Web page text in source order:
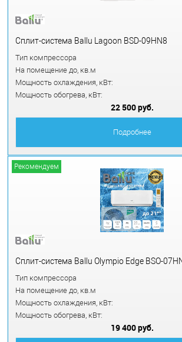
Сплит-система Ballu Lagoon BSD-09HN8
Тип компрессора
На помещение до, кв.м
Мощность охлаждения, кВт:
Мощность обогрева, кВт:
22 500 руб.
Подробнее
Рекомендуем
Сплит-система Ballu Olympio Edge BSO-
Тип компрессора
На помещение до, кв.м
Мощность охлаждения, кВт:
Мощность обогрева, кВт:
19 400 руб.